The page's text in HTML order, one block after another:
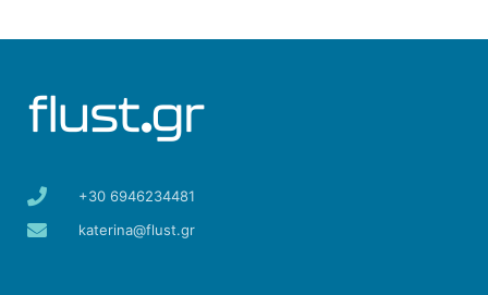
+30 6946234481
katerina@flust.gr